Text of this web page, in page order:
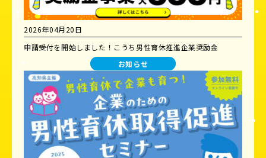
2026年04月20日
申請受付を開始しました！こうち男性育休推進企業奨励金
お知らせ